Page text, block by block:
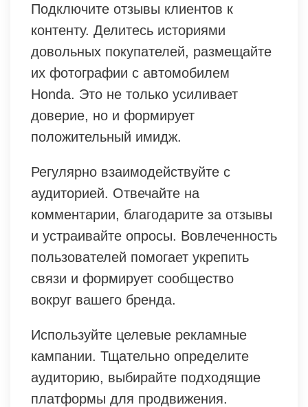
Подключите отзывы клиентов к
контенту. Делитесь историями
довольных покупателей, размещайте
их фотографии с автомобилем
Honda. Это не только усиливает
доверие, но и формирует
положительный имидж.
Регулярно взаимодействуйте с
аудиторией. Отвечайте на
комментарии, благодарите за отзывы
и устраивайте опросы. Вовлеченность
пользователей помогает укрепить
связи и формирует сообщество
вокруг вашего бренда.
Используйте целевые рекламные
кампании. Тщательно определите
аудиторию, выбирайте подходящие
платформы для продвижения.